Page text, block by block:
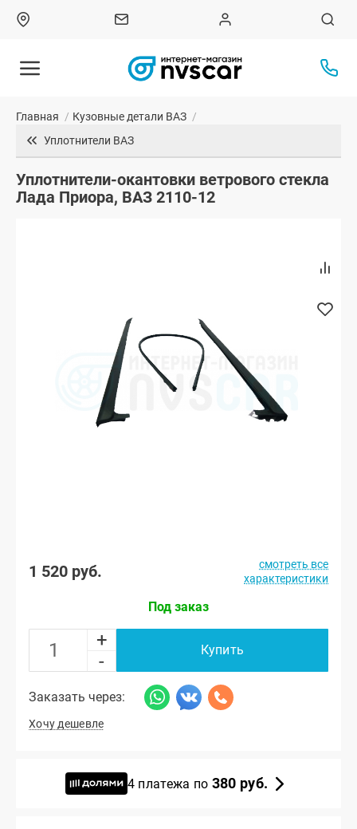
Главная / Кузовные детали ВАЗ /
Уплотнители ВАЗ
Уплотнители-окантовки ветрового стекла
Лада Приора, ВАЗ 2110-12
1 520 руб.
смотреть все
характеристики
Под заказ
+
-
Купить
Заказать через:
Хочу дешевле
4 платежа по 380 руб.